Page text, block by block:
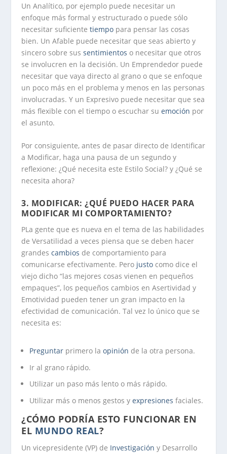
UnAnalítico, por ejemplo puede necesitar un
enfoque más formal y estructurado o puede sólo
necesitar suficientetiempo para pensar las cosas
bien. UnAfable puede necesitar que seas abierto y
sincero sobre sussentimientos o necesitar que otros
se involucren en la decisión. Un Emprendedor puede
necesitar que vaya directo al grano o que se enfoque
un poco más en el problema y menos en las personas
involucradas. Y un Expresivo puede necesitar que sea
más flexible con el tiempo o escuchar suemoción por
el asunto.
Por consiguiente, antes de pasar directo de Identificar
a Modificar, haga una pausa de un segundo y
reflexione: ¿Qué necesita este Estilo Social? y ¿Qué se
necesita ahora?
3. MODIFICAR: ¿QUÉ PUEDO HACER PARA
MODIFICAR MI COMPORTAMIENTO?
PLa gente que es nueva en el tema de las habilidades
de Versatilidad a veces piensa que se deben hacer
grandescambios de comportamiento para
comunicarse efectivamente. Pero justo como dice el
viejo dicho “las mejores cosas vienen en pequeños
empaques”, los pequeños cambios en Asertividad y
Emotividad pueden tener un gran impacto en la
efectividad de comunicación. Tal vez lo único que se
necesita es:
Preguntar primero laopinión de la otra persona.
Ir al grano rápido.
Utilizar un paso más lento o más rápido.
Utilizar más o menos gestos yexpresiones faciales.
¿CÓMO PODRÍA ESTO FUNCIONAR EN
EL MUNDO REAL?
Un vicepresidente (VP) de Investigación y Desarrollo